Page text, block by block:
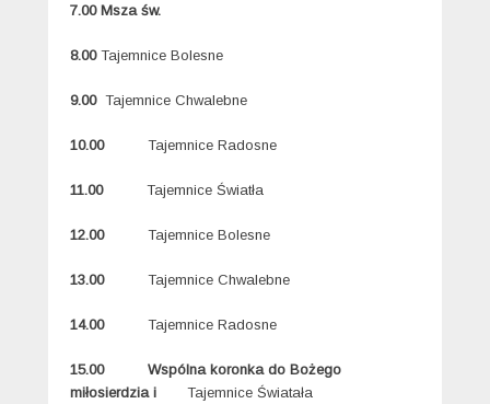
7.00 Msza św.
8.00Tajemnice Bolesne
9.00Tajemnice Chwalebne
10.00Tajemnice Radosne
11.00Tajemnice Światła
12.00Tajemnice Bolesne
13.00Tajemnice Chwalebne
14.00Tajemnice Radosne
15.00
Wspólna koronka do Bożego
miłosierdzia i Tajemnice Światała